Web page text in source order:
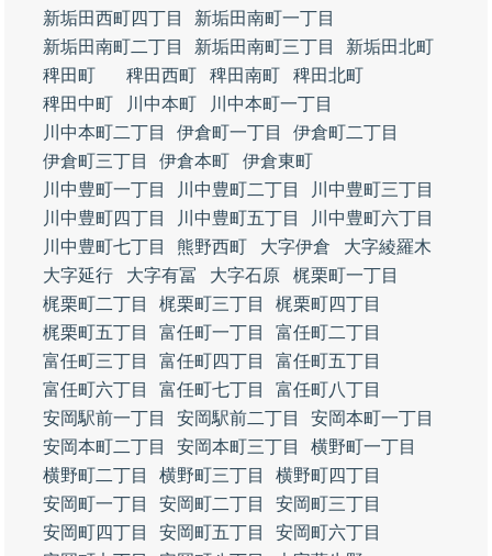
新垢田西町四丁目
新垢田南町一丁目
新垢田南町二丁目
新垢田南町三丁目
新垢田北町
稗田町
稗田西町 稗田南町
稗田北町
稗田中町
川中本町
川中本町一丁目
川中本町二丁目
伊倉町一丁目
伊倉町二丁目
伊倉町三丁目
伊倉本町
伊倉東町
川中豊町一丁目
川中豊町二丁目
川中豊町三丁目
川中豊町四丁目
川中豊町五丁目
川中豊町六丁目
川中豊町七丁目
熊野西町 大字伊倉
大字綾羅木
大字延行
大字有冨 大字石原
梶栗町一丁目
梶栗町二丁目
梶栗町三丁目
梶栗町四丁目
梶栗町五丁目
富任町一丁目
富任町二丁目
富任町三丁目
富任町四丁目
富任町五丁目
富任町六丁目
富任町七丁目
富任町八丁目
安岡駅前一丁目
安岡駅前二丁目
安岡本町一丁目
安岡本町二丁目
安岡本町三丁目
横野町一丁目
横野町二丁目
横野町三丁目
横野町四丁目
安岡町一丁目
安岡町二丁目
安岡町三丁目
安岡町四丁目
安岡町五丁目
安岡町六丁目